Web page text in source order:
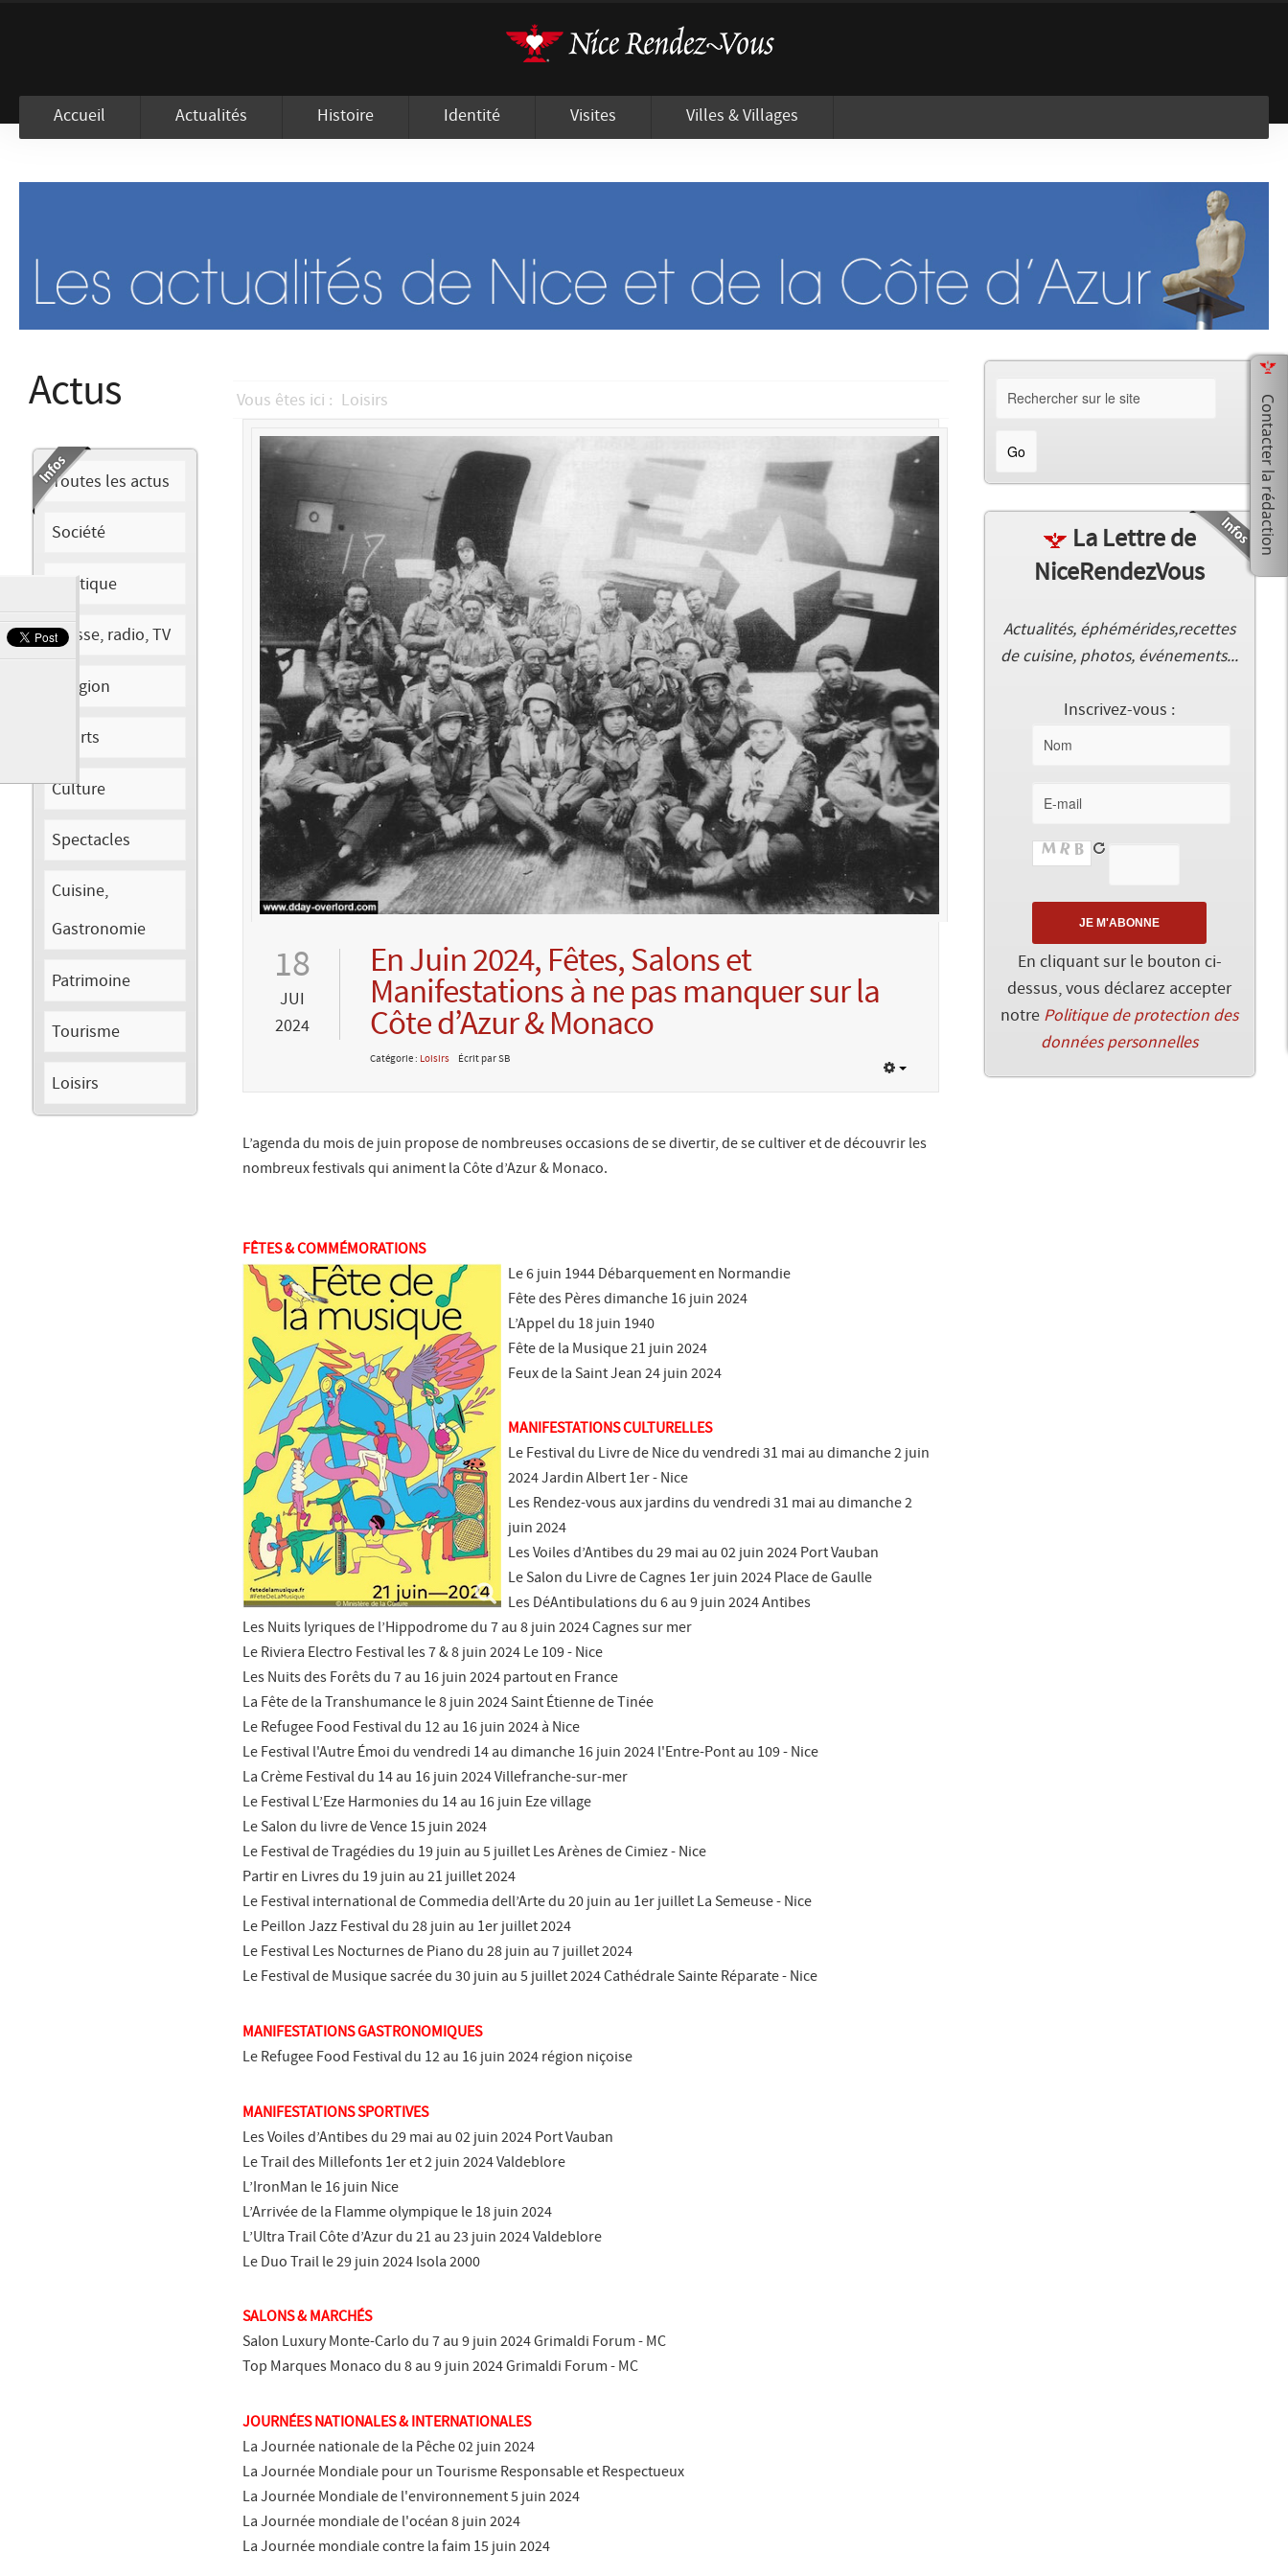
Accueil Actualités Histoire Identité Visites Villes & Villages
Actus
Toutes les actus
Société
Politique
Presse, radio, TV
Religion
Sports
Culture
Spectacles
Cuisine,
Gastronomie
Patrimoine
Tourisme
Loisirs
Vous êtes ici : Loisirs
18
JUI
2024
En Juin 2024, Fêtes, Salons et
Manifestations à ne pas manquer sur la
Côte d’Azur & Monaco
Catégorie : Loisirs Écrit par SB
L’agenda du mois de juin propose de nombreuses occasions de se divertir, de se cultiver et de découvrir les
nombreux festivals qui animent la Côte d’Azur & Monaco.
FÊTES & COMMÉMORATIONS
Le 6 juin 1944 Débarquement en Normandie
Fête des Pères dimanche 16 juin 2024
L’Appel du 18 juin 1940
Fête de la Musique 21 juin 2024
Feux de la Saint Jean 24 juin 2024
MANIFESTATIONS CULTURELLES
Le Festival du Livre de Nice du vendredi 31 mai au dimanche 2 juin
2024 Jardin Albert 1er - Nice
Les Rendez-vous aux jardins du vendredi 31 mai au dimanche 2
juin 2024
Les Voiles d’Antibes du 29 mai au 02 juin 2024 Port Vauban
Le Salon du Livre de Cagnes 1er juin 2024 Place de Gaulle
Les DéAntibulations du 6 au 9 juin 2024 Antibes
Les Nuits lyriques de l’Hippodrome du 7 au 8 juin 2024 Cagnes sur mer
Le Riviera Electro Festival les 7 & 8 juin 2024 Le 109 - Nice
Les Nuits des Forêts du 7 au 16 juin 2024 partout en France
La Fête de la Transhumance le 8 juin 2024 Saint Étienne de Tinée
Le Refugee Food Festival du 12 au 16 juin 2024 à Nice
Le Festival l'Autre Émoi du vendredi 14 au dimanche 16 juin 2024 l'Entre-Pont au 109 - Nice
La Crème Festival du 14 au 16 juin 2024 Villefranche-sur-mer
Le Festival L’Eze Harmonies du 14 au 16 juin Eze village
Le Salon du livre de Vence 15 juin 2024
Le Festival de Tragédies du 19 juin au 5 juillet Les Arènes de Cimiez - Nice
Partir en Livres du 19 juin au 21 juillet 2024
Le Festival international de Commedia dell’Arte du 20 juin au 1er juillet La Semeuse - Nice
Le Peillon Jazz Festival du 28 juin au 1er juillet 2024
Le Festival Les Nocturnes de Piano du 28 juin au 7 juillet 2024
Le Festival de Musique sacrée du 30 juin au 5 juillet 2024 Cathédrale Sainte Réparate - Nice
MANIFESTATIONS GASTRONOMIQUES
Le Refugee Food Festival du 12 au 16 juin 2024 région niçoise
MANIFESTATIONS SPORTIVES
Les Voiles d’Antibes du 29 mai au 02 juin 2024 Port Vauban
Le Trail des Millefonts 1er et 2 juin 2024 Valdeblore
L’IronMan le 16 juin Nice
L’Arrivée de la Flamme olympique le 18 juin 2024
L’Ultra Trail Côte d’Azur du 21 au 23 juin 2024 Valdeblore
Le Duo Trail le 29 juin 2024 Isola 2000
SALONS & MARCHÉS
Salon Luxury Monte-Carlo du 7 au 9 juin 2024 Grimaldi Forum - MC
Top Marques Monaco du 8 au 9 juin 2024 Grimaldi Forum - MC
JOURNÉES NATIONALES & INTERNATIONALES
La Journée nationale de la Pêche 02 juin 2024
La Journée Mondiale pour un Tourisme Responsable et Respectueux
La Journée Mondiale de l'environnement 5 juin 2024
La Journée mondiale de l'océan 8 juin 2024
La Journée mondiale contre la faim 15 juin 2024
La Lettre de
NiceRendezVous
Actualités, éphémérides,recettes
de cuisine, photos, événements...
Inscrivez-vous :
En cliquant sur le bouton ci-
dessus, vous déclarez accepter
notre Politique de protection des
données personnelles